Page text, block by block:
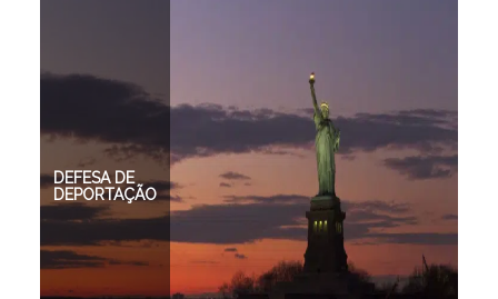
EB-5
IMIGRAÇÃO
IMIGRAÇÃO
EMPRESARIAL
IMIGRAÇÃO
FAMILIAR
DEFESA DE
DEPORTAÇÃO